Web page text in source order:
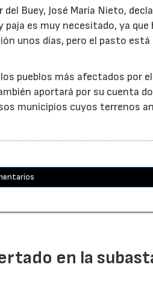
Buey, José María Nieto,
es muy necesitado, ya que
unos días, pero el pasto
pueblos más afectados por
aportará por su cuenta
municipios cuyos terrenos
en la